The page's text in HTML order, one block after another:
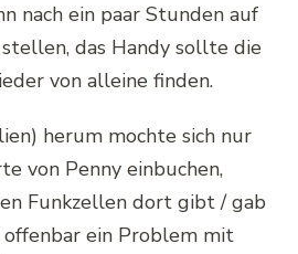
nach ein paar Stunden auf
das Handy sollte die
von alleine finden.
herum mochte sich nur
von Penny einbuchen,
Funkzellen dort gibt / gab
ein Problem mit